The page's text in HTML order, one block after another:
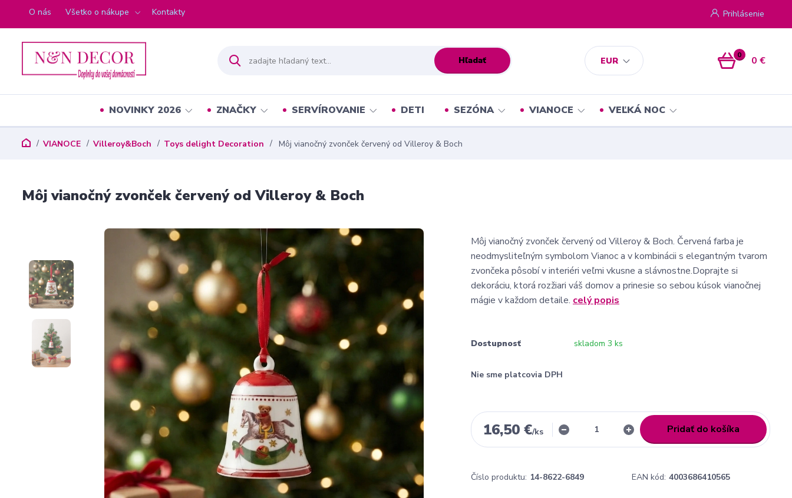
O nás Všetko o nákupe Kontakty
EUR
Prihlásenie
Hľadať 0 0 €
NOVINKY 2026 ZNAČKY SERVÍROVANIE DETI SEZÓNA VIANOCE VEĽKÁ NOC
VIANOCE Villeroy&Boch Toys delight Decoration Môj vianočný zvonček červený od Villeroy & Boch
Môj vianočný zvonček červený od Villeroy & Boch
Môj vianočný zvonček červený od Villeroy & Boch. Červená farba je
neodmysliteľným symbolom Vianoc a v kombinácii s elegantným tvarom
zvončeka pôsobí v interiéri veľmi vkusne a slávnostne.Doprajte si
dekoráciu, ktorá rozžiari váš domov a prinesie so sebou kúsok vianočnej
mágie v každom detaile. celý popis
Dostupnosť skladom 3 ks
Nie sme platcovia DPH
16,50 €/ks Pridať do košíka
Číslo produktu: 14-8622-6849 EAN kód: 4003686410565